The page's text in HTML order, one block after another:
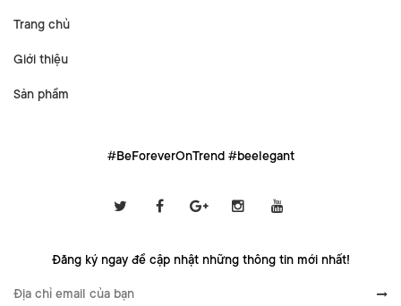
Trang chủ
Giới thiệu
Sản phẩm
#BeForeverOnTrend #beelegant
Đăng ký ngay để cập nhật những thông tin mới nhất!